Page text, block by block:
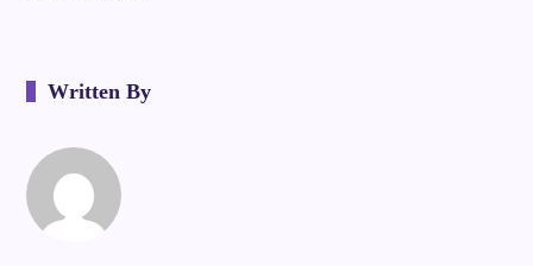
Written By